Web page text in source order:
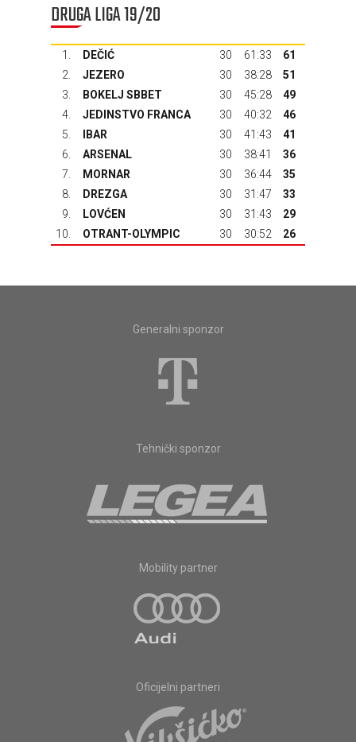
DRUGA LIGA 19/20
1. DEČIĆ 30 61:33
61
2.
JEZERO 30 38:28
51
3.
BOKELJ SBBET 30 45:28
49
4.
JEDINSTVO FRANCA 30 40:32
46
5.
IBAR 30 41:43
41
6.
ARSENAL 30 38:41
36
7.
MORNAR 30 36:44
35
8.
DREZGA 30 31:47
33
9.
LOVĆEN 30 31:43
29
10.
OTRANT-OLYMPIC 30 30:52 26
Generalni sponzor
Tehnički sponzor
Mobility partner
Oficijelni partneri